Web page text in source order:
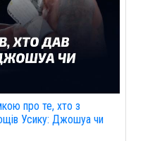
про те, хто з
Усику: Джошуа чи